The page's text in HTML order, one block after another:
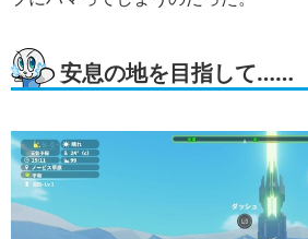
安息の地を目指して……